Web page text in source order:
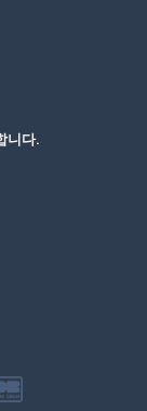
니다.